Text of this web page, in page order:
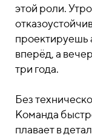
этой роли.
проектируешь
вперёд, а
три года.
Без
Команда
плавает в